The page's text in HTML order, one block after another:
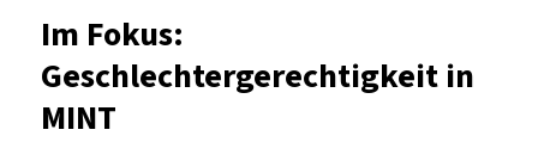
Im Fokus:
Geschlechtergerechtigkeit in
MINT